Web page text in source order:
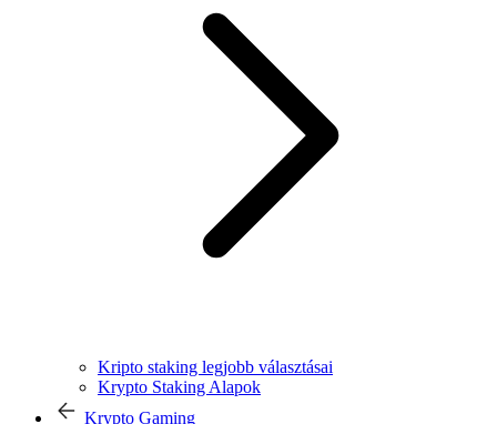
Kripto staking legjobb választásai
Krypto Staking Alapok
Krypto Gaming